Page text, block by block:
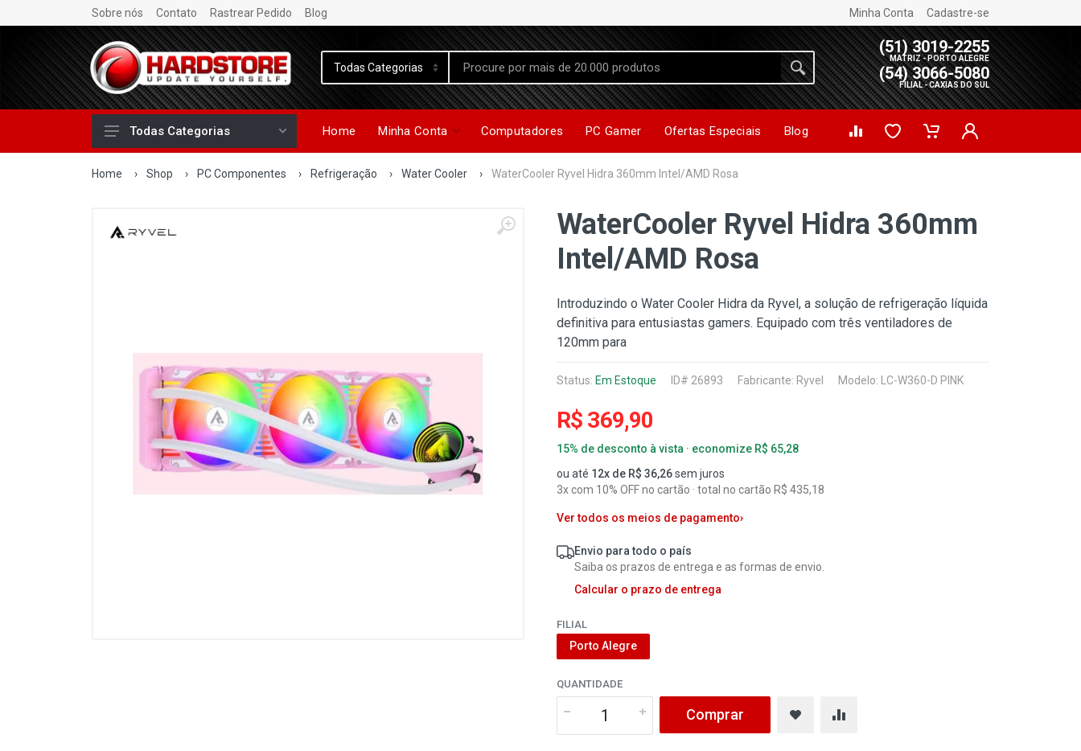
Sobre nós Contato Rastrear Pedido Blog Minha Conta Cadastre-se
(51) 3019-2255
MATRIZ - PORTO ALEGRE
(54) 3066-5080
FILIAL - CAXIAS DO SUL
Todas Categorias Home Minha Conta Computadores PC Gamer Ofertas Especiais Blog
Home › Shop › PC Componentes › Refrigeração › Water Cooler › WaterCooler Ryvel Hidra 360mm Intel/AMD Rosa
WaterCooler Ryvel Hidra 360mm
Intel/AMD Rosa
Introduzindo o Water Cooler Hidra da Ryvel, a solução de refrigeração líquida
definitiva para entusiastas gamers. Equipado com três ventiladores de
120mm para
Status: Em Estoque ID# 26893 Fabricante: Ryvel Modelo: LC-W360-D PINK
R$ 369,90
15% de desconto à vista · economize R$ 65,28
ou até 12x de R$ 36,26sem juros
3x com 10% OFF no cartão · total no cartão R$ 435,18
Ver todos os meios de pagamento›
Envio para todo o país
Saiba os prazos de entrega e as formas de envio.
Calcular o prazo de entrega
FILIAL
Porto Alegre
QUANTIDADE
Comprar